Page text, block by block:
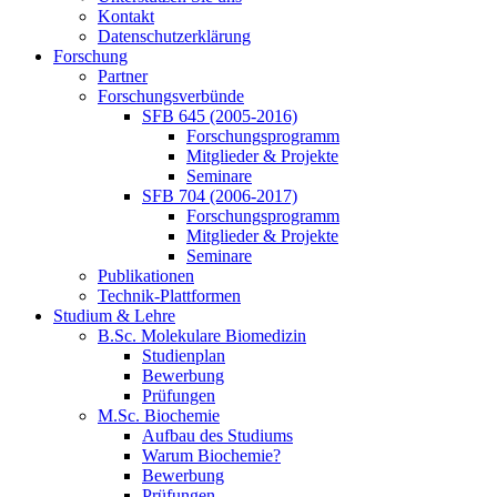
Kontakt
Datenschutzerklärung
Forschung
Partner
Forschungsverbünde
SFB 645 (2005-2016)
Forschungsprogramm
Mitglieder & Projekte
Seminare
SFB 704 (2006-2017)
Forschungsprogramm
Mitglieder & Projekte
Seminare
Publikationen
Technik-Plattformen
Studium & Lehre
B.Sc. Molekulare Biomedizin
Studienplan
Bewerbung
Prüfungen
M.Sc. Biochemie
Aufbau des Studiums
Warum Biochemie?
Bewerbung